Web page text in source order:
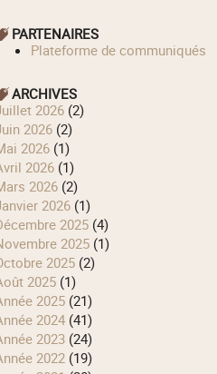
PARTENAIRES
Plateforme de communiqués
ARCHIVES
juillet 2026(2)
juin 2026(2)
mai 2026(1)
avril 2026(1)
mars 2026(2)
janvier 2026(1)
décembre 2025(4)
novembre 2025(1)
octobre 2025(2)
août 2025(1)
année 2025(21)
année 2024(41)
année 2023(24)
année 2022(19)